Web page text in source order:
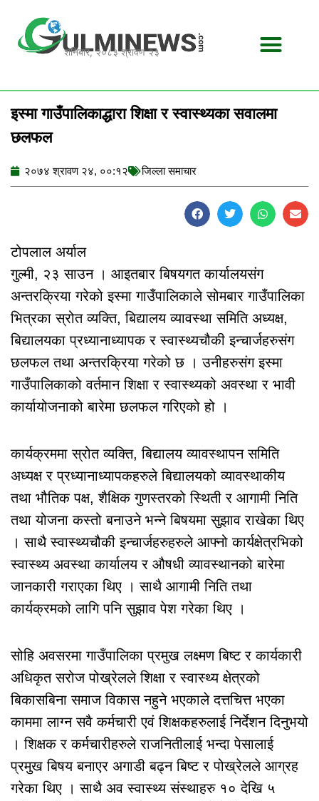
content
शनिबार, २०८३ श्रावण २३
इस्मा गाउँपालिकाद्धारा शिक्षा र स्वास्थ्यका सवालमा
छलफल
२०७४ श्रावण २४, ००:१२ जिल्ला समाचार
टोपलाल अर्याल
गुल्मी, २३ साउन । आइतबार बिषयगत कार्यालयसंग
अन्तरक्रिया गरेको इस्मा गाउँपालिकाले सोमबार गाउँपालिका
भित्रका स्रोत व्यक्ति, बिद्यालय व्यावस्था समिति अध्यक्ष,
बिद्यालयका प्रध्यानाध्यापक र स्वास्थ्यचौकी इन्चार्जहरुसंग
छलफल तथा अन्तरक्रिया गरेको छ । उनीहरुसंग इस्मा
गाउँपालिकाको वर्तमान शिक्षा र स्वास्थ्यको अवस्था र भावी
कार्यायोजनाको बारेमा छलफल गरिएको हो ।
कार्यक्रममा स्रोत व्यक्ति, बिद्यालय व्यावस्थापन समिति
अध्यक्ष र प्रध्यानाध्यापकहरुले बिद्यालयको व्यावस्थाकीय
तथा भौतिक पक्ष, शैक्षिक गुणस्तरको स्थिती र आगामी निति
तथा योजना कस्तो बनाउने भन्ने बिषयमा सुझाव राखेका थिए
। साथै स्वास्थ्यचौकी इन्चार्जहरुहरुले आफ्नो कार्यक्षेत्रभिको
स्वास्थ्य अवस्था कार्यालय र औषधी व्यावस्थानको बारेमा
जानकारी गराएका थिए । साथै आगामी निति तथा
कार्यक्रमको लागि पनि सुझाव पेश गरेका थिए ।
सोहि अवसरमा गाउँपालिका प्रमुख लक्ष्मण बिष्ट र कार्यकारी
अधिकृत सरोज पोख्रेलले शिक्षा र स्वास्थ्य क्षेत्रको
बिकासबिना समाज विकास नहुने भएकाले दत्तचित्त भएका
काममा लाग्न सवै कर्मचारी एवं शिक्षकहरुलाई निर्देशन दिनुभयो
। शिक्षक र कर्मचारीहरुले राजनितीलाई भन्दा पेसालाई
प्रमुख बिषय बनाएर अगाडी बढ्न बिष्ट र पोख्रेलले आग्रह
गरेका थिए । साथै अव स्वास्थ्य संस्थाहरु १० देखि ५